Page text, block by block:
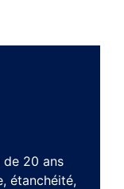
20 ans
étanchéité,